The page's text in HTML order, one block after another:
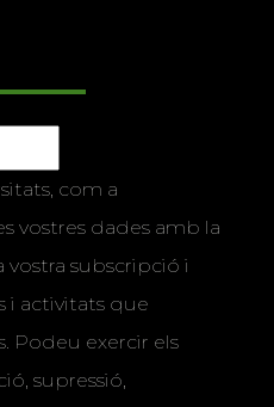
com a
vostres dades amb la
subscripció i
i activitats que
Podeu exercir els
supressió,